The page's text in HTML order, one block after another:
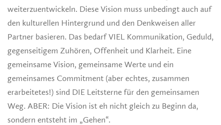
weiterzuentwickeln. Diese Vision muss unbedingt auch auf
den kulturellen Hintergrund und den Denkweisen aller
Partner basieren. Das bedarf VIEL Kommunikation, Geduld,
gegenseitigem Zuhören, Offenheit und Klarheit. Eine
gemeinsame Vision, gemeinsame Werte und ein
gemeinsames Commitment (aber echtes, zusammen
erarbeitetes!) sind DIE Leitsterne für den gemeinsamen
Weg. ABER: Die Vision ist eh nicht gleich zu Beginn da,
sondern entsteht im „Gehen“.